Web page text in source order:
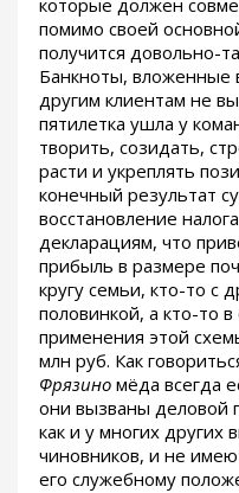
которые должен
помимо своей
получится довольно-
Банкноты, вложенные
другим клиентам не
пятилетка ушла у
творить, созидать,
расти и укреплять
конечный результат
восстановление
декларациям, что
прибыль в размере
кругу семьи, кто-то с
половинкой, а кто-то
применения этой
млн руб. Как
Фрязино мёда всегда
они вызваны деловой
как и у многих других
чиновников, и не
его служебному